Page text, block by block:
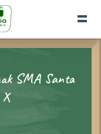
SMA Santa